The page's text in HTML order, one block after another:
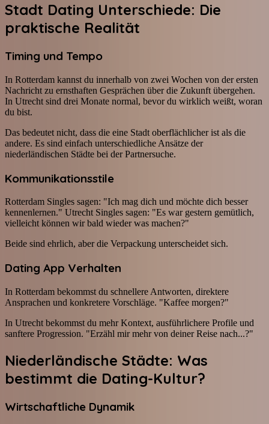
Stadt Dating Unterschiede: Die
praktische Realität
Timing und Tempo
In Rotterdam kannst du innerhalb von zwei Wochen von der ersten
Nachricht zu ernsthaften Gesprächen über die Zukunft übergehen.
In Utrecht sind drei Monate normal, bevor du wirklich weißt, woran
du bist.
Das bedeutet nicht, dass die eine Stadt oberflächlicher ist als die
andere. Es sind einfach unterschiedliche Ansätze der
niederländischen Städte bei der Partnersuche.
Kommunikationsstile
Rotterdam Singles sagen: "Ich mag dich und möchte dich besser
kennenlernen." Utrecht Singles sagen: "Es war gestern gemütlich,
vielleicht können wir bald wieder was machen?"
Beide sind ehrlich, aber die Verpackung unterscheidet sich.
Dating App Verhalten
In Rotterdam bekommst du schnellere Antworten, direktere
Ansprachen und konkretere Vorschläge. "Kaffee morgen?"
In Utrecht bekommst du mehr Kontext, ausführlichere Profile und
sanftere Progression. "Erzähl mir mehr von deiner Reise nach...?"
Niederländische Städte: Was
bestimmt die Dating-Kultur?
Wirtschaftliche Dynamik